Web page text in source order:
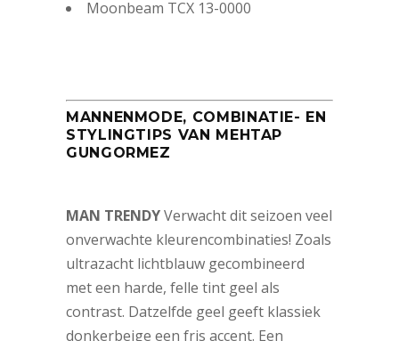
Moonbeam TCX 13-0000
MANNENMODE, COMBINATIE- EN
STYLINGTIPS VAN MEHTAP
GUNGORMEZ
MAN TRENDYVerwacht dit seizoen veel
onverwachte kleurencombinaties! Zoals
ultrazacht lichtblauw gecombineerd
met een harde, felle tint geel als
contrast. Datzelfde geel geeft klassiek
donkerbeige een fris accent. Een